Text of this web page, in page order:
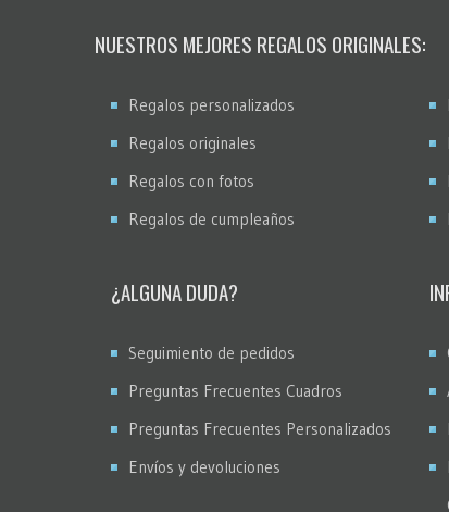
NUESTROS MEJORES REGALOS ORIGINALES:
Regalos personalizados
Regalos originales
Regalos con fotos
Regalos de cumpleaños
¿ALGUNA DUDA?
Seguimiento de pedidos
Preguntas Frecuentes Cuadros
Preguntas Frecuentes Personalizados
Envíos y devoluciones